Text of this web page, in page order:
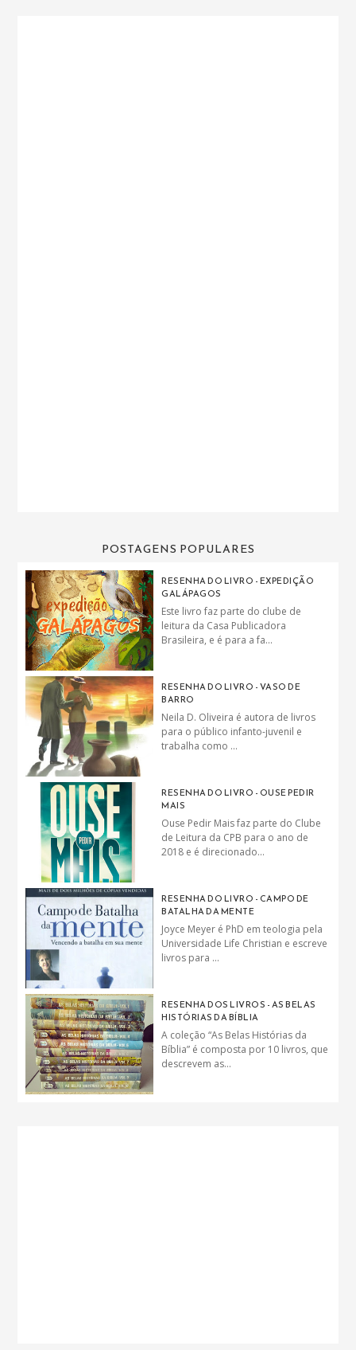
POSTAGENS POPULARES
RESENHA DO LIVRO - EXPEDIÇÃO
GALÁPAGOS
Este livro faz parte do clube de
leitura da Casa Publicadora
Brasileira, e é para a fa...
RESENHA DO LIVRO - VASO DE
BARRO
Neila D. Oliveira é autora de livros
para o público infanto-juvenil e
trabalha como ...
RESENHA DO LIVRO - OUSE PEDIR
MAIS
Ouse Pedir Mais faz parte do Clube
de Leitura da CPB para o ano de
2018 e é direcionado...
RESENHA DO LIVRO - CAMPO DE
BATALHA DA MENTE
Joyce Meyer é PhD em teologia pela
Universidade Life Christian e escreve
livros para ...
RESENHA DOS LIVROS - AS BELAS
HISTÓRIAS DA BÍBLIA
A coleção “As Belas Histórias da
Bíblia” é composta por 10 livros, que
descrevem as...